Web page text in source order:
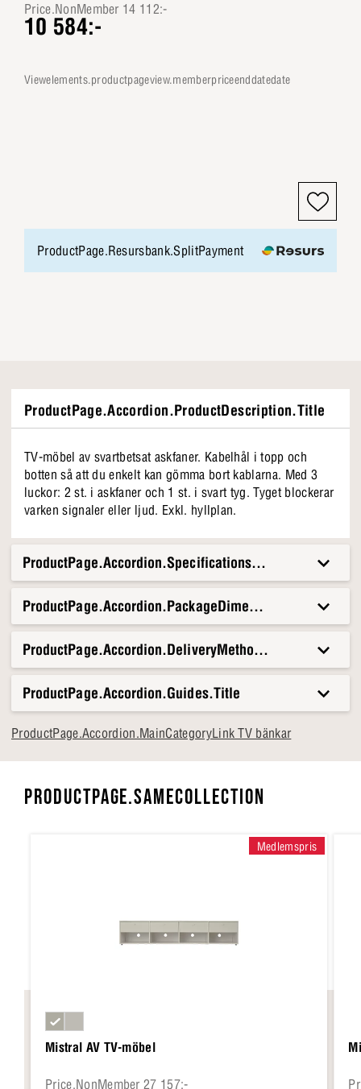
Price.NonMember 14 112:-
10 584:-
viewelements.productpageview.memberpriceenddatedate
ProductPage.Resursbank.SplitPayment
ProductPage.Accordion.ProductDescription.Title
TV-möbel av svartbetsat askfaner. Kabelhål i topp och
botten så att du enkelt kan gömma bort kablarna. Med 3
luckor: 2 st. i askfaner och 1 st. i svart tyg. Tyget blockerar
varken signaler eller ljud. Exkl. hyllplan.
ProductPage.Accordion.Specifications.Title
ProductPage.Accordion.DeliveryMethods.Title
ProductPage.Accordion.Guides.Title
ProductPage.Accordion.MainCategoryLink TV bänkar
PRODUCTPAGE.SAMECOLLECTION
Medlemspris
Mistral AV TV-möbel
Price.NonMember 27 157:-